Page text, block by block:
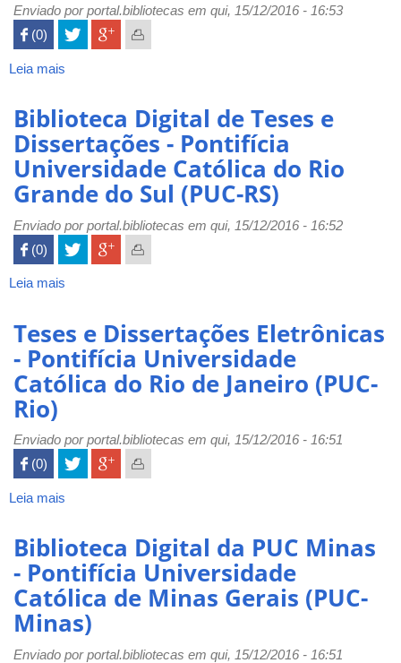
-
Universidade
Católica
Enviado porportal.bibliotecas em qui, 15/12/2016 - 16:53
 (0)
Leia mais
Dissertações/Teses
-
Programa
de
Pós-
Graduação
em
Engenharia
Biblioteca Digital de Teses e
Dissertações - Pontifícia
Universidade Católica do Rio
Grande do Sul (PUC-RS)
Enviado porportal.bibliotecas em qui, 15/12/2016 - 16:52
 (0)
Leia mais
de
Teses
e
Dissertações
Pontifícia
Universidade
Católica
do
Sul
(PUC-
RS)
Teses e Dissertações Eletrônicas
- Pontifícia Universidade
Católica do Rio de Janeiro (PUC-
Rio)
Enviado porportal.bibliotecas em qui, 15/12/2016 - 16:51
 (0)
Leia mais
Dissertações
Eletrônicas
-
Pontifícia
Universidade
Católica
Biblioteca Digital da PUC Minas
- Pontifícia Universidade
Católica de Minas Gerais (PUC-
Minas)
Enviado porportal.bibliotecas em qui, 15/12/2016 - 16:51